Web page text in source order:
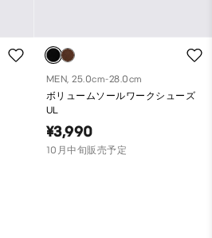
MEN, 25.0cm-28.0cm
ボリュームソールワークシューズ
UL
¥3,990
10月中旬販売予定